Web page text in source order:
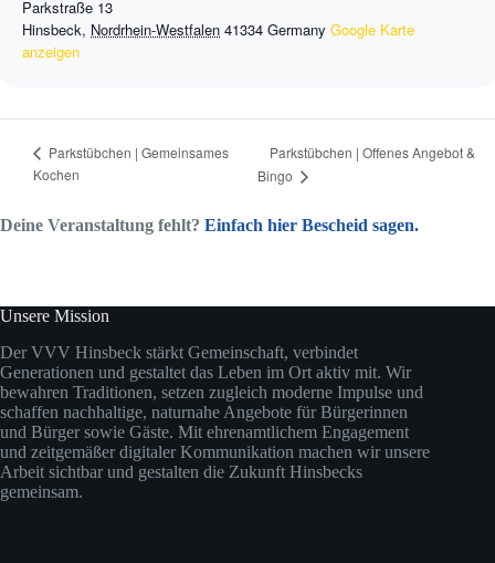
Parkstraße 13
Hinsbeck, Nordrhein-Westfalen 41334 Germany Google Karte
anzeigen
Parkstübchen | Gemeinsames
Kochen
Parkstübchen | Offenes Angebot &
Bingo
Deine Veranstaltung fehlt? Einfach hier Bescheid sagen.
Unsere Mission
Der VVV Hinsbeck stärkt Gemeinschaft, verbindet
Generationen und gestaltet das Leben im Ort aktiv mit. Wir
bewahren Traditionen, setzen zugleich moderne Impulse und
schaffen nachhaltige, naturnahe Angebote für Bürgerinnen
und Bürger sowie Gäste. Mit ehrenamtlichem Engagement
und zeitgemäßer digitaler Kommunikation machen wir unsere
Arbeit sichtbar und gestalten die Zukunft Hinsbecks
gemeinsam.